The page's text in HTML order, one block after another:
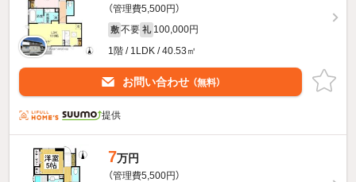
（管理費5,500円）
敷 不要 礼 100,000円
1階 / 1LDK / 40.53㎡
お問い合わせ （無料）
提供
7万円
（管理費5,500円）